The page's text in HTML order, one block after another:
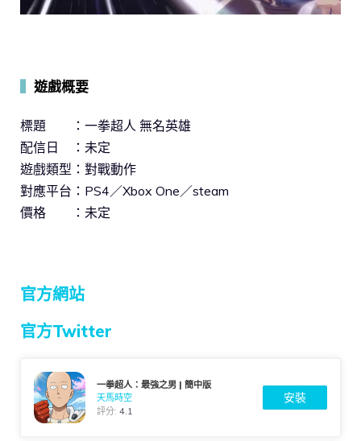
遊戲概要
標題 ：一拳超人 無名英雄
配信日 ：未定
遊戲類型：對戰動作
對應平台：PS4／Xbox One／steam
價格 ：未定
官方網站
官方Twitter
一拳超人：最強之男 | 簡中版
天馬時空
評分:4.1
安裝